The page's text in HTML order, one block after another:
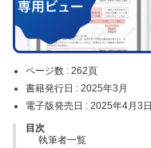
ページ数 : 262頁
書籍発行日 : 2025年3月
電子版発売日 : 2025年4月3日
目次
執筆者一覧